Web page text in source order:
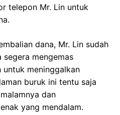
telepon Mr. Lin untuk
dana, Mr. Lin sudah
mengemas
untuk meninggalkan
buruk ini tentu saja
dan
yang mendalam.